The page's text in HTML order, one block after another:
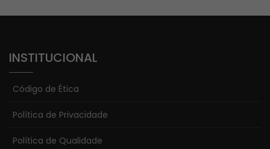
INSTITUCIONAL
Código de Ética
Política de Privacidade
Política de Qualidade